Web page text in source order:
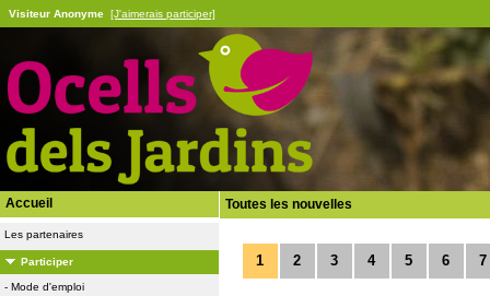
Visiteur Anonyme [J'aimerais participer]
Accueil
Les partenaires
Participer
- Mode d'emploi
Toutes les nouvelles
1 2 3 4 5 6 7